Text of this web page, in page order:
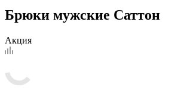
Брюки мужские Саттон
Акция